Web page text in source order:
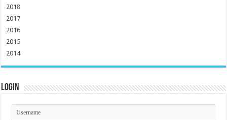
2018
2017
2016
2015
2014
Login